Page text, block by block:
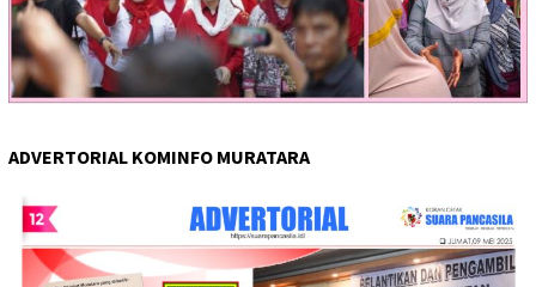
ADVERTORIAL KOMINFO MURATARA